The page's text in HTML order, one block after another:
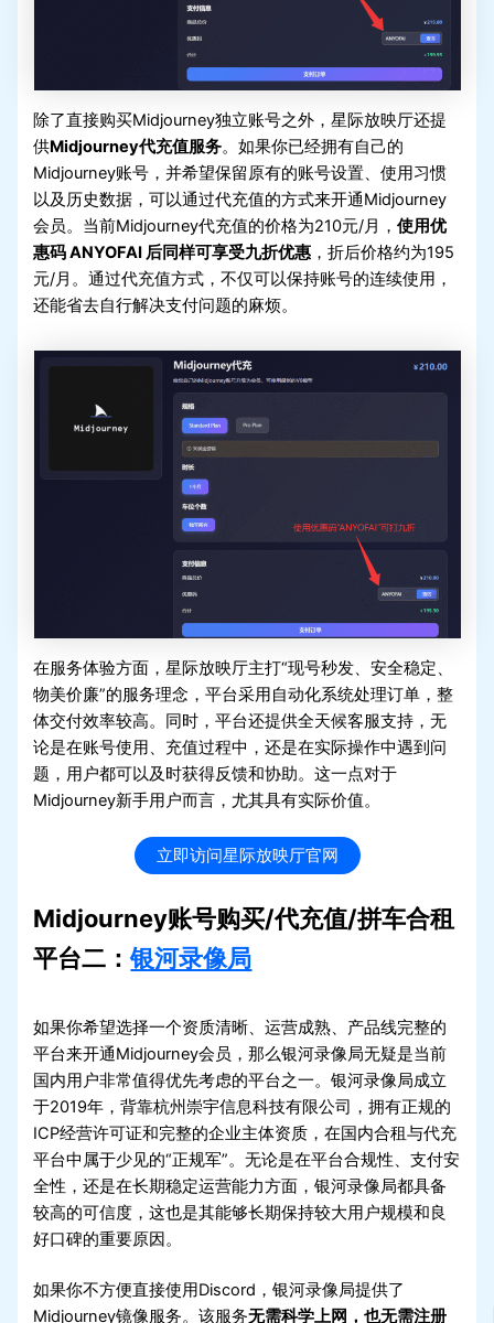
除了直接购买Midjourney独立账号之外，星际放映厅还提
供Midjourney代充值服务。如果你已经拥有自己的
Midjourney账号，并希望保留原有的账号设置、使用习惯
以及历史数据，可以通过代充值的方式来开通Midjourney
会员。当前Midjourney代充值的价格为210元/月，使用优
惠码 ANYOFAI 后同样可享受九折优惠 ，折后价格约为195
元/月。通过代充值方式，不仅可以保持账号的连续使用，
还能省去自行解决支付问题的麻烦。
在服务体验方面，星际放映厅主打“现号秒发、安全稳定、
物美价廉”的服务理念，平台采用自动化系统处理订单，整
体交付效率较高。同时，平台还提供全天候客服支持，无
论是在账号使用、充值过程中，还是在实际操作中遇到问
题，用户都可以及时获得反馈和协助。这一点对于
Midjourney新手用户而言，尤其具有实际价值。
立即访问星际放映厅官网
Midjourney账号购买/代充值/拼车合租
平台二：银河录像局
如果你希望选择一个资质清晰、运营成熟、产品线完整的
平台来开通Midjourney会员，那么银河录像局无疑是当前
国内用户非常值得优先考虑的平台之一。银河录像局成立
于2019年，背靠杭州崇宇信息科技有限公司，拥有正规的
ICP经营许可证和完整的企业主体资质，在国内合租与代充
平台中属于少见的“正规军”。无论是在平台合规性、支付安
全性，还是在长期稳定运营能力方面，银河录像局都具备
较高的可信度，这也是其能够长期保持较大用户规模和良
好口碑的重要原因。
如果你不方便直接使用Discord，银河录像局提供了
Midjourney镜像服务。该服务无需科学上网，也无需注册